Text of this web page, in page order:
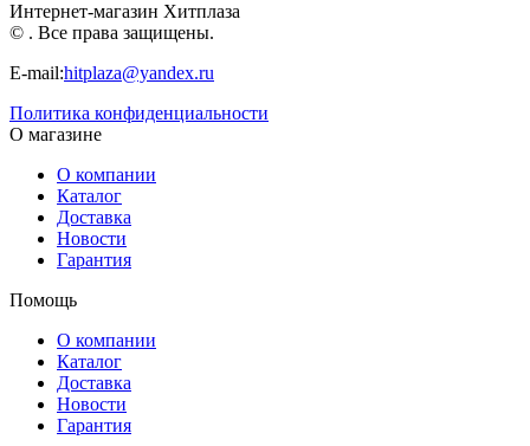
Интернет-магазин Хитплаза
© . Все права защищены.
E-mail:hitplaza@yandex.ru
Политика конфиденциальности
О магазине
О компании
Каталог
Доставка
Новости
Гарантия
Помощь
О компании
Каталог
Доставка
Новости
Гарантия